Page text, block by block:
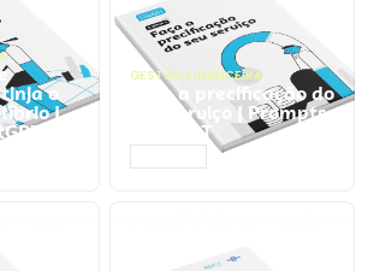
o
|
GESTÃO FINANCEIRA
Faça a precificação do
seu serviço | Prompts
ChatGPT